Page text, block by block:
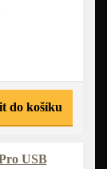
do košíku
USB